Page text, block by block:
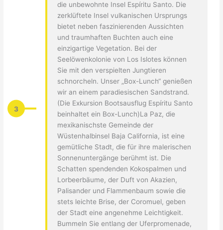
3
die unbewohnte Insel Espíritu Santo. Die
zerklüftete Insel vulkanischen Ursprungs
bietet neben faszinierenden Aussichten
und traumhaften Buchten auch eine
einzigartige Vegetation. Bei der
Seelöwenkolonie von Los Islotes können
Sie mit den verspielten Jungtieren
schnorcheln. Unser „Box-Lunch“ genießen
wir an einem paradiesischen Sandstrand.
(Die Exkursion Bootsausflug Espíritu Santo
beinhaltet ein Box-Lunch)La Paz, die
mexikanischste Gemeinde der
Wüstenhalbinsel Baja California, ist eine
gemütliche Stadt, die für ihre malerischen
Sonnenuntergänge berühmt ist. Die
Schatten spendenden Kokospalmen und
Lorbeerbäume, der Duft von Akazien,
Palisander und Flammenbaum sowie die
stets leichte Brise, der Coromuel, geben
der Stadt eine angenehme Leichtigkeit.
Bummeln Sie entlang der Uferpromenade,